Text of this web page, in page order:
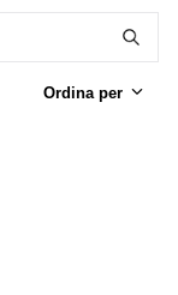
Ordina per